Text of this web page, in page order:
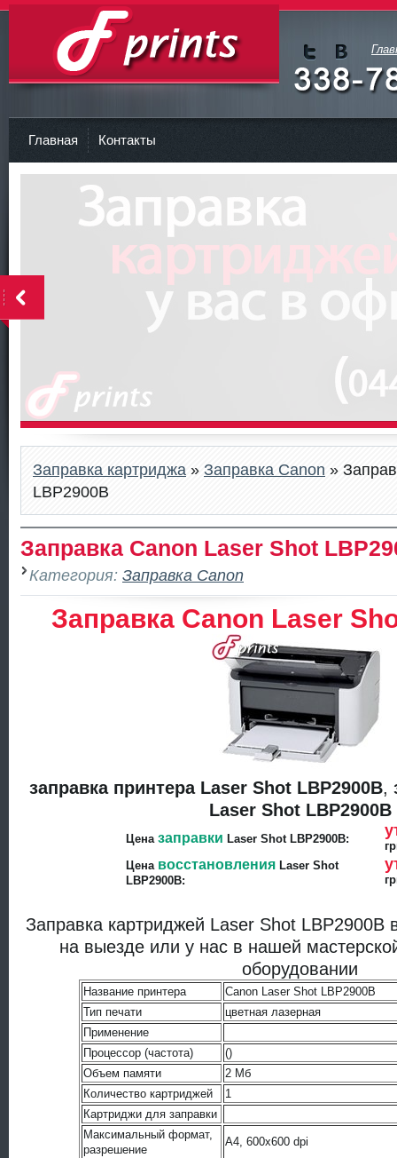
Заправка картриджа Киев
Мы в
Twitte
Мы в
vKont
Главная Контакты
Заправка картриджа » Заправка Canon »
LBP2900B
Заправка Canon Laser Shot
Категория: Заправка Canon
Заправка Canon Laser
заправка принтера Laser Shot LBP2900B,
Laser Shot LBP2900B
Цена заправки Laser Shot LBP2900B:
Цена восстановленияLaser Shot
LBP2900B:
Заправка картриджей Laser Shot LBP2900B
на выезде или у нас в нашей
оборудовании
Название принтера
Canon Laser Shot LBP2900B
Тип печати
цветная лазерная
Применение
Процессор (частота)
()
Объем памяти
2 Мб
Количество картриджей
1
Картриджи для заправки
Максимальный формат,
разрешение
A4, 600x600 dpi